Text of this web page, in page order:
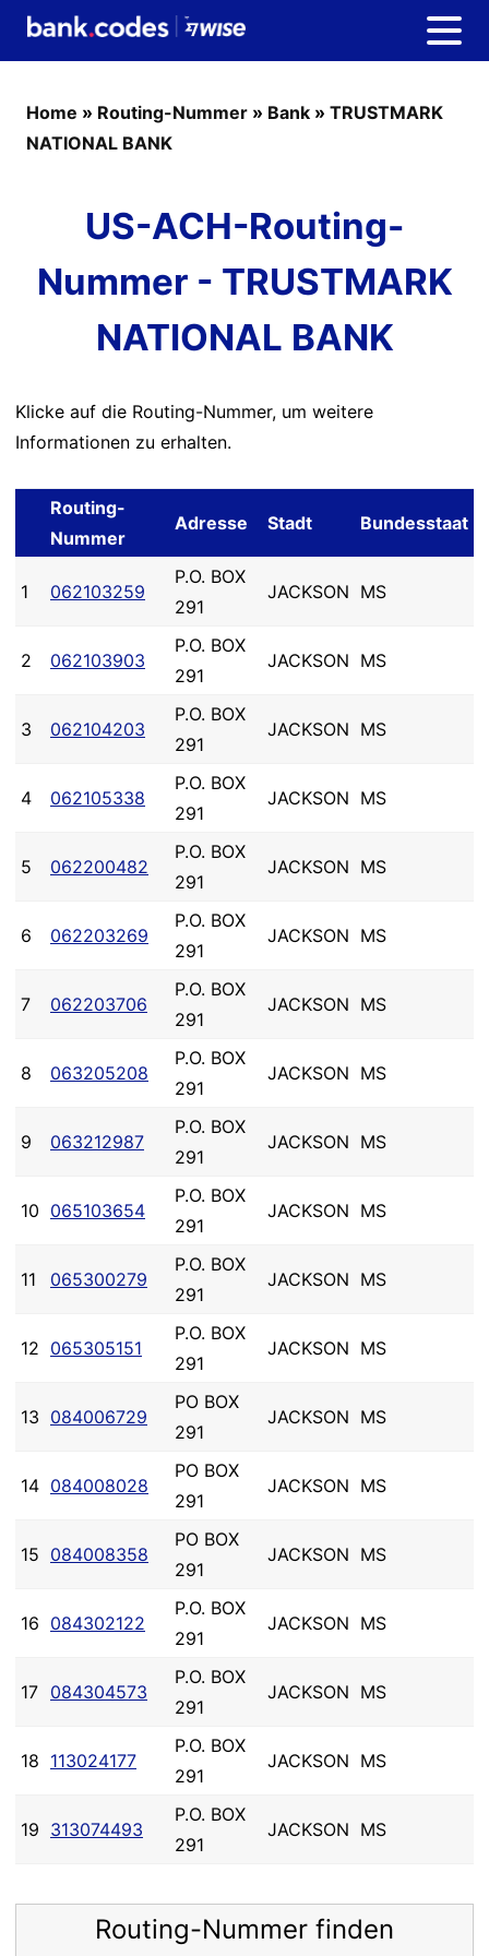
Home » Routing-Nummer » Bank » TRUSTMARK
NATIONAL BANK
US-ACH-Routing-
Nummer - TRUSTMARK
NATIONAL BANK
Klicke auf die Routing-Nummer, um weitere
Informationen zu erhalten.
Routing-
Nummer
Adresse Stadt Bundesstaat
1 062103259
P.O. BOX
291
JACKSON MS
2 062103903
P.O. BOX
291
JACKSON MS
3 062104203
P.O. BOX
291
JACKSON MS
4 062105338
P.O. BOX
291
JACKSON MS
5 062200482
P.O. BOX
291
JACKSON MS
6 062203269
P.O. BOX
291
JACKSON MS
7 062203706
P.O. BOX
291
JACKSON MS
8 063205208
P.O. BOX
291
JACKSON MS
9 063212987
P.O. BOX
291
JACKSON MS
10 065103654
P.O. BOX
291
JACKSON MS
11 065300279
P.O. BOX
291
JACKSON MS
12 065305151
P.O. BOX
291
JACKSON MS
13 084006729
PO BOX
291
JACKSON MS
14 084008028
PO BOX
291
JACKSON MS
15 084008358
PO BOX
291
JACKSON MS
16 084302122
P.O. BOX
291
JACKSON MS
17 084304573
P.O. BOX
291
JACKSON MS
18 113024177
P.O. BOX
291
JACKSON MS
19 313074493
P.O. BOX
291
JACKSON MS
Routing-Nummer finden